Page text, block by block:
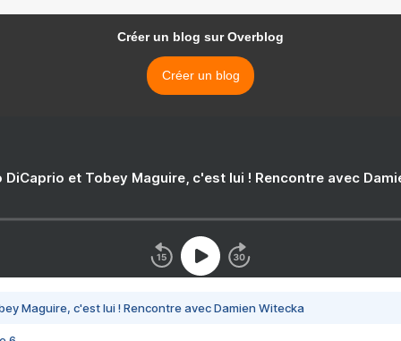
Créer un blog sur Overblog
Créer un blog
DiCaprio et Tobey Maguire, c'est lui ! Rencontre avec
Maguire, c'est lui ! Rencontre avec Damien Witecka